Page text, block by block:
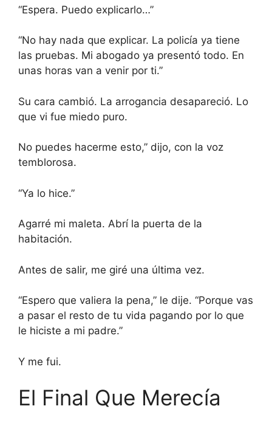
“Espera. Puedo explicarlo…”
“No hay nada que explicar. La policía ya tiene
las pruebas. Mi abogado ya presentó todo. En
unas horas van a venir por ti.”
Su cara cambió. La arrogancia desapareció. Lo
que vi fue miedo puro.
No puedes hacerme esto,” dijo, con la voz
temblorosa.
“Ya lo hice.”
Agarré mi maleta. Abrí la puerta de la
habitación.
Antes de salir, me giré una última vez.
“Espero que valiera la pena,” le dije. “Porque vas
a pasar el resto de tu vida pagando por lo que
le hiciste a mi padre.”
Y me fui.
El Final Que Merecía